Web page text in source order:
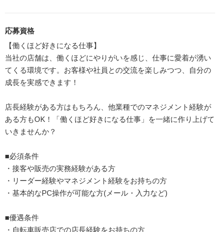
応募資格
【働くほど好きになる仕事】
当社の店舗は、働くほどにやりがいを感じ、仕事に愛着が湧い
てくる環境です。お客様や社員との交流を楽しみつつ、自分の
成長を実感できます！
店長経験がある方はもちろん、他業種でのマネジメント経験が
ある方もOK！「働くほど好きになる仕事」を一緒に作り上げて
いきませんか？
■必須条件
・接客や販売の実務経験がある方
・リーダー経験やマネジメント経験をお持ちの方
・基本的なPC操作が可能な方(メール・入力など)
■優遇条件
・自転車販売店での店長経験をお持ちの方